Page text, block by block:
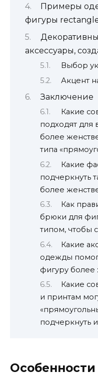
Примеры
фигуры
аксессуары,
Выбор
Акцент
Заключение
Какие
подходят для
более
типа
Какие
подчеркнуть
более
Как
брюки для
типом, чтобы
Какие
одежды
фигуру более
Какие
и принтам
подчеркнуть